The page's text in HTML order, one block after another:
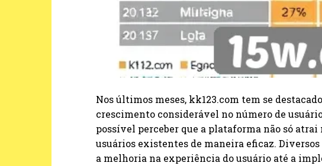
Nos últimos meses, kk123.com tem se
crescimento considerável no número de
possível perceber que a plataforma não só
usuários existentes de maneira eficaz.
a melhoria na experiência do usuário até a